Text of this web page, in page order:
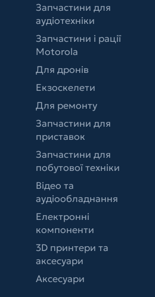
Запчастини для
аудіотехніки
Запчастини і рації
Motorola
Для дронів
Екзоскелети
Для ремонту
Запчастини для
приставок
Запчастини для
побутової техніки
Відео та
аудіообладнання
Електронні
компоненти
3D принтери та
аксесуари
Аксесуари